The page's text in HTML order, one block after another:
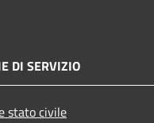
DI SERVIZIO
stato civile